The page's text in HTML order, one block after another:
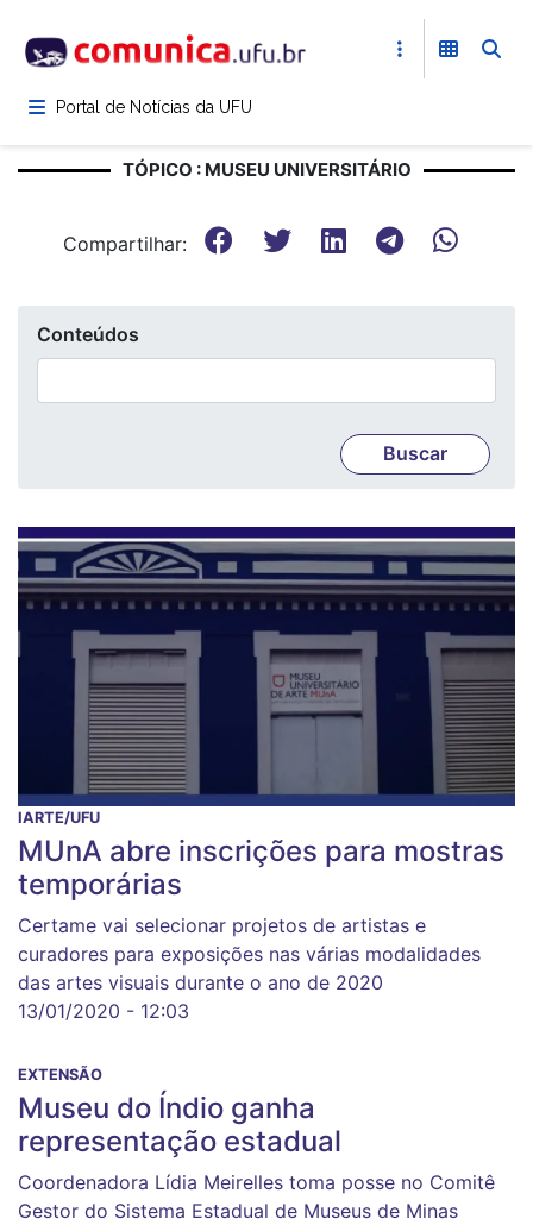
para
conteúdoPortal de Notícias da UFU
TÓPICO : MUSEU UNIVERSITÁRIO
Compartilhar:
Conteúdos
IARTE/UFU
MUnA abre inscrições para mostras
temporárias
Certame vai selecionar projetos de artistas e
curadores para exposições nas várias modalidades
das artes visuais durante o ano de 2020
13/01/2020 - 12:03
EXTENSÃO
Museu do Índio ganha
representação estadual
Coordenadora Lídia Meirelles toma posse no Comitê
Gestor do Sistema Estadual de Museus de Minas